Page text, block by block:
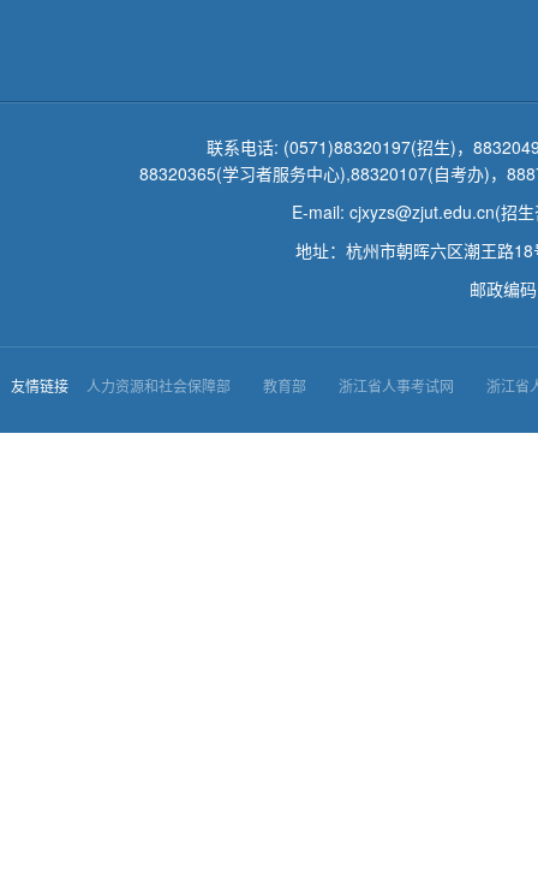
联系电话: (0571)88320197(招生)，
88320365(学习者服务中心),88320107(自考办)，
E-mail: cjxyzs@zjut.edu.cn(招
地址：杭州市朝晖六区潮王路
邮政编
友情链接 人力资源和社会保障部 教育部 浙江省人事考试网 浙江省